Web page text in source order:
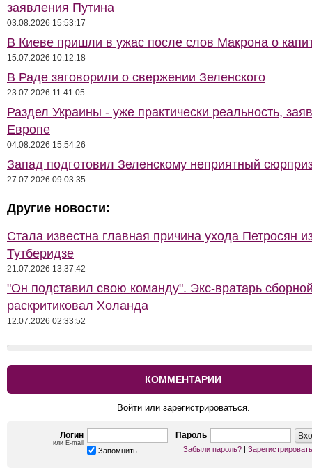
заявления Путина
03.08.2026 15:53:17
В Киеве пришли в ужас после слов Макрона о
15.07.2026 10:12:18
В Раде заговорили о свержении Зеленского
23.07.2026 11:41:05
Раздел Украины - уже практически реальность,
Европе
04.08.2026 15:54:26
Запад подготовил Зеленскому неприятный
27.07.2026 09:03:35
Другие новости:
Стала известна главная причина ухода Петросян
Тутберидзе
21.07.2026 13:37:42
"Он подставил свою команду". Экс-вратарь
раскритиковал Холанда
12.07.2026 02:33:52
КОММЕНТАРИИ
Войти или зарегистрироваться.
Логин
или E-mail
Пароль
Запомнить Забыли пароль? |